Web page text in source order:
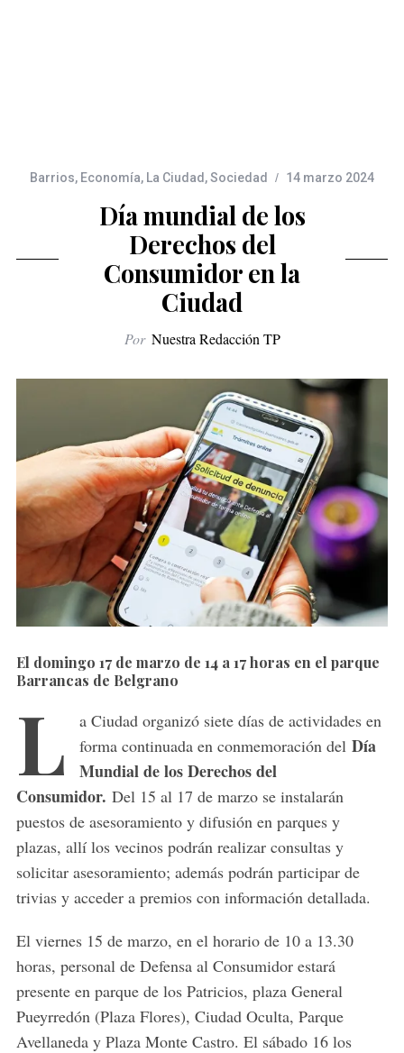
Barrios, Economía, La Ciudad ,Sociedad 14 marzo 2024
Día mundial de los
Derechos del
Consumidor en la
Ciudad
Por Nuestra Redacción TP
El domingo 17 de marzo de 14 a 17 horas en el parque
Barrancas de Belgrano
L
a Ciudad organizó siete días de actividades en
forma continuada en conmemoración del Día
Mundial de los Derechos del
Consumidor. Del 15 al 17 de marzo se instalarán
puestos de asesoramiento y difusión en parques y
plazas, allí los vecinos podrán realizar consultas y
solicitar asesoramiento; además podrán participar de
trivias y acceder a premios con información detallada.
El viernes 15 de marzo, en el horario de 10 a 13.30
horas, personal de Defensa al Consumidor estará
presente en parque de los Patricios, plaza General
Pueyrredón (Plaza Flores), Ciudad Oculta, Parque
Avellaneda y Plaza Monte Castro. El sábado 16 los